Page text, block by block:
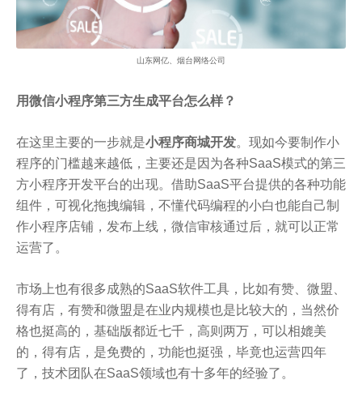
山东网亿、烟台网络公司
用微信小程序第三方生成平台怎么样？
在这里主要的一步就是小程序商城开发。现如今要制作小
程序的门槛越来越低，主要还是因为各种SaaS模式的第三
方小程序开发平台的出现。借助SaaS平台提供的各种功能
组件，可视化拖拽编辑，不懂代码编程的小白也能自己制
作小程序店铺，发布上线，微信审核通过后，就可以正常
运营了。
市场上也有很多成熟的SaaS软件工具，比如有赞、微盟、
得有店，有赞和微盟是在业内规模也是比较大的，当然价
格也挺高的，基础版都近七千，高则两万，可以相媲美
的，得有店，是免费的，功能也挺强，毕竟也运营四年
了，技术团队在SaaS领域也有十多年的经验了。